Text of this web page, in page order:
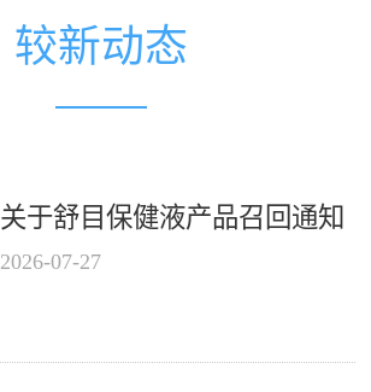
较新动态
关于舒目保健液产品召回通知
2026-07-27